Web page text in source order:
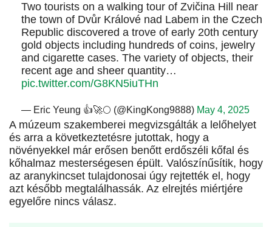
Two tourists on a walking tour of Zvičina Hill near
the town of Dvůr Králové nad Labem in the Czech
Republic discovered a trove of early 20th century
gold objects including hundreds of coins, jewelry
and cigarette cases. The variety of objects, their
recent age and sheer quantity…
pic.twitter.com/G8KN5iuTHn
— Eric Yeung 👍🚀🌕 (@KingKong9888) May 4, 2025
A múzeum szakemberei megvizsgálták a lelőhelyet
és arra a következtetésre jutottak, hogy a
növényekkel már erősen benőtt erdőszéli kőfal és
kőhalmaz mesterségesen épült. Valószínűsítik, hogy
az aranykincset tulajdonosai úgy rejtették el, hogy
azt később megtalálhassák. Az elrejtés miértjére
egyelőre nincs válasz.